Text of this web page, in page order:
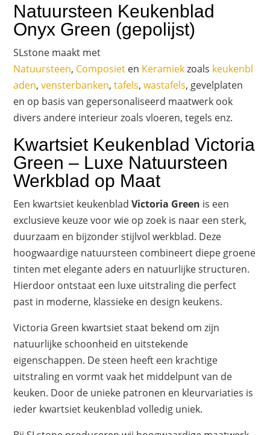
Natuursteen Keukenblad
Onyx Green (gepolijst)
SLstone maakt met
Natuursteen, Composiet en Keramiekzoals keukenbl
aden,vensterbanken,tafels,wastafels, gevelplaten
en op basis van gepersonaliseerd maatwerk ook
divers andere interieur zoals vloeren, tegels enz.
Kwartsiet Keukenblad Victoria
Green – Luxe Natuursteen
Werkblad op Maat
Een kwartsiet keukenbladVictoria Green is een
exclusieve keuze voor wie op zoek is naar een sterk,
duurzaam en bijzonder stijlvol werkblad. Deze
hoogwaardige natuursteen combineert diepe groene
tinten met elegante aders en natuurlijke structuren.
Hierdoor ontstaat een luxe uitstraling die perfect
past in moderne, klassieke en design keukens.
Victoria Green kwartsiet staat bekend om zijn
natuurlijke schoonheid en uitstekende
eigenschappen. De steen heeft een krachtige
uitstraling en vormt vaak het middelpunt van de
keuken. Door de unieke patronen en kleurvariaties is
ieder kwartsiet keukenblad volledig uniek.